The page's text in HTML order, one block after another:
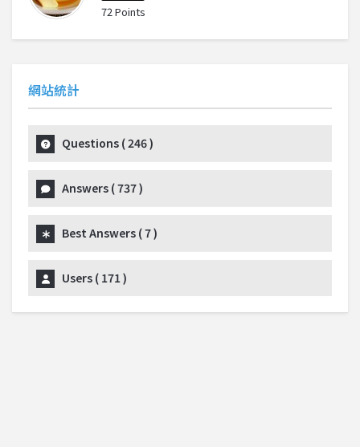
72 Points
網站統計
Questions (246)
Answers (737)
Best Answers (7)
Users ( 171)